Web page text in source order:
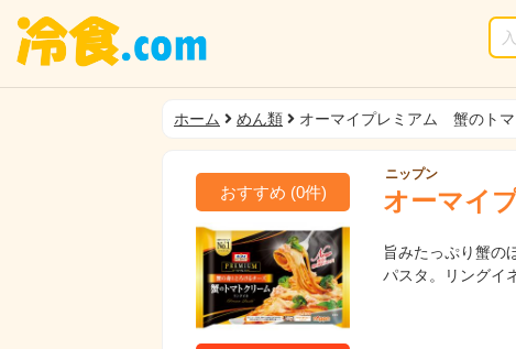
ホーム めん類 オーマイプレミアム 蟹のトマ
おすすめ (0件)
ニップン
オーマイ
旨みたっぷり蟹の
パスタ。リングイ